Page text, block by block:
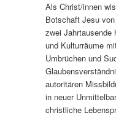
Als Christ/innen
Botschaft Jesu
zwei Jahrtausende
und Kulturräume
Umbrüchen und
autoritären
in neuer
christliche